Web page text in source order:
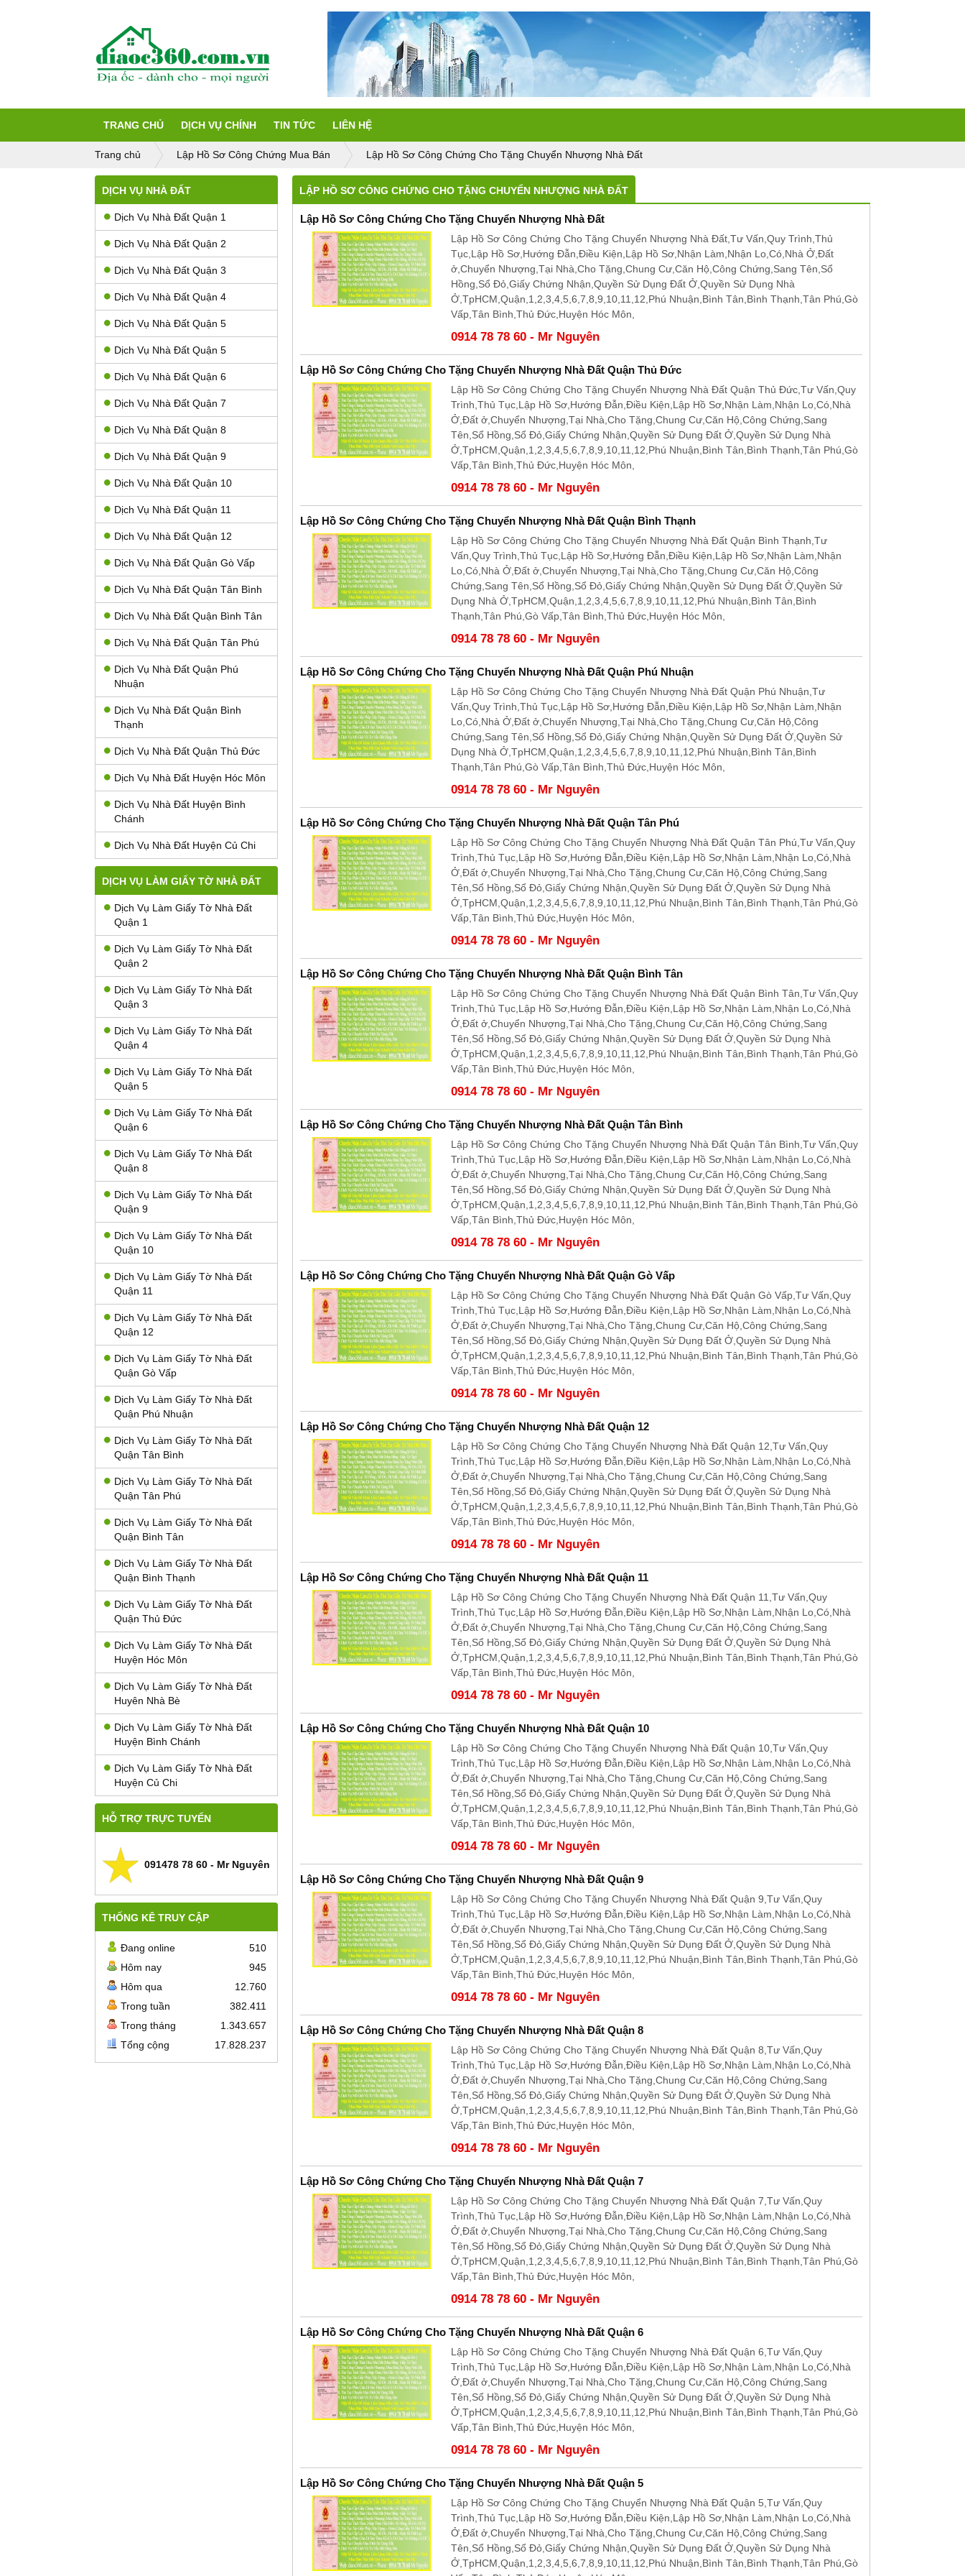
TRANG CHỦ DỊCH VỤ CHÍNH TIN TỨC LIÊN HỆ
Trang chủ Lập Hồ Sơ Công Chứng Mua Bán Lập Hồ Sơ Công Chứng Cho Tặng Chuyển Nhượng Nhà Đất
DỊCH VỤ NHÀ ĐẤT
Dịch Vụ Nhà Đất Quận 1
Dịch Vụ Nhà Đất Quận 2
Dịch Vụ Nhà Đất Quận 3
Dịch Vụ Nhà Đất Quận 4
Dịch Vụ Nhà Đất Quận 5
Dịch Vụ Nhà Đất Quận 5
Dịch Vụ Nhà Đất Quận 6
Dịch Vụ Nhà Đất Quận 7
Dịch Vụ Nhà Đất Quận 8
Dịch Vụ Nhà Đất Quận 9
Dịch Vụ Nhà Đất Quận 10
Dịch Vụ Nhà Đất Quận 11
Dịch Vụ Nhà Đất Quận 12
Dịch Vụ Nhà Đất Quận Gò Vấp
Dịch Vụ Nhà Đất Quận Tân Bình
Dịch Vụ Nhà Đất Quận Bình Tân
Dịch Vụ Nhà Đất Quận Tân Phú
Dịch Vụ Nhà Đất Quận Phú
Nhuận
Dịch Vụ Nhà Đất Quận Bình
Thạnh
Dịch Vụ Nhà Đất Quận Thủ Đức
Dịch Vụ Nhà Đất Huyện Hóc Môn
Dịch Vụ Nhà Đất Huyện Bình
Chánh
Dịch Vụ Nhà Đất Huyện Củ Chi
DỊCH VỤ LÀM GIẤY TỜ NHÀ ĐẤT
Dịch Vụ Làm Giấy Tờ Nhà Đất
Quận 1
Dịch Vụ Làm Giấy Tờ Nhà Đất
Quận 2
Dịch Vụ Làm Giấy Tờ Nhà Đất
Quận 3
Dịch Vụ Làm Giấy Tờ Nhà Đất
Quận 4
Dịch Vụ Làm Giấy Tờ Nhà Đất
Quận 5
Dịch Vụ Làm Giấy Tờ Nhà Đất
Quận 6
Dịch Vụ Làm Giấy Tờ Nhà Đất
Quận 8
Dịch Vụ Làm Giấy Tờ Nhà Đất
Quận 9
Dịch Vụ Làm Giấy Tờ Nhà Đất
Quận 10
Dịch Vụ Làm Giấy Tờ Nhà Đất
Quận 11
Dịch Vụ Làm Giấy Tờ Nhà Đất
Quận 12
Dịch Vụ Làm Giấy Tờ Nhà Đất
Quận Gò Vấp
Dịch Vụ Làm Giấy Tờ Nhà Đất
Quận Phú Nhuận
Dịch Vụ Làm Giấy Tờ Nhà Đất
Quận Tân Bình
Dịch Vụ Làm Giấy Tờ Nhà Đất
Quận Tân Phú
Dịch Vụ Làm Giấy Tờ Nhà Đất
Quận Bình Tân
Dịch Vụ Làm Giấy Tờ Nhà Đất
Quận Bình Thạnh
Dịch Vụ Làm Giấy Tờ Nhà Đất
Quận Thủ Đức
Dịch Vụ Làm Giấy Tờ Nhà Đất
Huyện Hóc Môn
Dịch Vụ Làm Giấy Tờ Nhà Đất
Huyên Nhà Bè
Dịch Vụ Làm Giấy Tờ Nhà Đất
Huyện Bình Chánh
Dịch Vụ Làm Giấy Tờ Nhà Đất
Huyện Củ Chi
HỖ TRỢ TRỰC TUYẾN
091478 78 60 - Mr Nguyên
THỐNG KÊ TRUY CẬP
Đang online
510
Hôm nay
945
Hôm qua
12.760
Trong tuần
382.411
Trong tháng
1.343.657
Tổng cộng
17.828.237
LẬP HỒ SƠ CÔNG CHỨNG CHO TẶNG CHUYỂN NHƯỢNG NHÀ ĐẤT
Lập Hồ Sơ Công Chứng Cho Tặng Chuyển Nhượng Nhà Đất
Lập Hồ Sơ Công Chứng Cho Tặng Chuyển Nhượng Nhà Đất,Tư Vấn,Quy Trình,Thủ
Tục,Lập Hồ Sơ,Hướng Đẫn,Điều Kiện,Lập Hồ Sơ,Nhận Làm,Nhận Lo,Có,Nhà Ở,Đất
ở,Chuyển Nhượng,Tại Nhà,Cho Tặng,Chung Cư,Căn Hộ,Công Chứng,Sang Tên,Sổ
Hồng,Sổ Đỏ,Giấy Chứng Nhận,Quyền Sử Dụng Đất Ở,Quyền Sử Dụng Nhà
Ở,TpHCM,Quận,1,2,3,4,5,6,7,8,9,10,11,12,Phú Nhuận,Bình Tân,Bình Thạnh,Tân Phú,Gò
Vấp,Tân Bình,Thủ Đức,Huyện Hóc Môn,
0914 78 78 60 - Mr Nguyên
Lập Hồ Sơ Công Chứng Cho Tặng Chuyển Nhượng Nhà Đất Quận Thủ Đức
Lập Hồ Sơ Công Chứng Cho Tặng Chuyển Nhượng Nhà Đất Quận Thủ Đức,Tư Vấn,Quy
Trình,Thủ Tục,Lập Hồ Sơ,Hướng Đẫn,Điều Kiện,Lập Hồ Sơ,Nhận Làm,Nhận Lo,Có,Nhà
Ở,Đất ở,Chuyển Nhượng,Tại Nhà,Cho Tặng,Chung Cư,Căn Hộ,Công Chứng,Sang
Tên,Sổ Hồng,Sổ Đỏ,Giấy Chứng Nhận,Quyền Sử Dụng Đất Ở,Quyền Sử Dụng Nhà
Ở,TpHCM,Quận,1,2,3,4,5,6,7,8,9,10,11,12,Phú Nhuận,Bình Tân,Bình Thạnh,Tân Phú,Gò
Vấp,Tân Bình,Thủ Đức,Huyện Hóc Môn,
0914 78 78 60 - Mr Nguyên
Lập Hồ Sơ Công Chứng Cho Tặng Chuyển Nhượng Nhà Đất Quận Bình Thạnh
Lập Hồ Sơ Công Chứng Cho Tặng Chuyển Nhượng Nhà Đất Quận Bình Thạnh,Tư
Vấn,Quy Trình,Thủ Tục,Lập Hồ Sơ,Hướng Đẫn,Điều Kiện,Lập Hồ Sơ,Nhận Làm,Nhận
Lo,Có,Nhà Ở,Đất ở,Chuyển Nhượng,Tại Nhà,Cho Tặng,Chung Cư,Căn Hộ,Công
Chứng,Sang Tên,Sổ Hồng,Sổ Đỏ,Giấy Chứng Nhận,Quyền Sử Dụng Đất Ở,Quyền Sử
Dụng Nhà Ở,TpHCM,Quận,1,2,3,4,5,6,7,8,9,10,11,12,Phú Nhuận,Bình Tân,Bình
Thạnh,Tân Phú,Gò Vấp,Tân Bình,Thủ Đức,Huyện Hóc Môn,
0914 78 78 60 - Mr Nguyên
Lập Hồ Sơ Công Chứng Cho Tặng Chuyển Nhượng Nhà Đất Quận Phú Nhuận
Lập Hồ Sơ Công Chứng Cho Tặng Chuyển Nhượng Nhà Đất Quận Phú Nhuận,Tư
Vấn,Quy Trình,Thủ Tục,Lập Hồ Sơ,Hướng Đẫn,Điều Kiện,Lập Hồ Sơ,Nhận Làm,Nhận
Lo,Có,Nhà Ở,Đất ở,Chuyển Nhượng,Tại Nhà,Cho Tặng,Chung Cư,Căn Hộ,Công
Chứng,Sang Tên,Sổ Hồng,Sổ Đỏ,Giấy Chứng Nhận,Quyền Sử Dụng Đất Ở,Quyền Sử
Dụng Nhà Ở,TpHCM,Quận,1,2,3,4,5,6,7,8,9,10,11,12,Phú Nhuận,Bình Tân,Bình
Thạnh,Tân Phú,Gò Vấp,Tân Bình,Thủ Đức,Huyện Hóc Môn,
0914 78 78 60 - Mr Nguyên
Lập Hồ Sơ Công Chứng Cho Tặng Chuyển Nhượng Nhà Đất Quận Tân Phú
Lập Hồ Sơ Công Chứng Cho Tặng Chuyển Nhượng Nhà Đất Quận Tân Phú,Tư Vấn,Quy
Trình,Thủ Tục,Lập Hồ Sơ,Hướng Đẫn,Điều Kiện,Lập Hồ Sơ,Nhận Làm,Nhận Lo,Có,Nhà
Ở,Đất ở,Chuyển Nhượng,Tại Nhà,Cho Tặng,Chung Cư,Căn Hộ,Công Chứng,Sang
Tên,Sổ Hồng,Sổ Đỏ,Giấy Chứng Nhận,Quyền Sử Dụng Đất Ở,Quyền Sử Dụng Nhà
Ở,TpHCM,Quận,1,2,3,4,5,6,7,8,9,10,11,12,Phú Nhuận,Bình Tân,Bình Thạnh,Tân Phú,Gò
Vấp,Tân Bình,Thủ Đức,Huyện Hóc Môn,
0914 78 78 60 - Mr Nguyên
Lập Hồ Sơ Công Chứng Cho Tặng Chuyển Nhượng Nhà Đất Quận Bình Tân
Lập Hồ Sơ Công Chứng Cho Tặng Chuyển Nhượng Nhà Đất Quận Bình Tân,Tư Vấn,Quy
Trình,Thủ Tục,Lập Hồ Sơ,Hướng Đẫn,Điều Kiện,Lập Hồ Sơ,Nhận Làm,Nhận Lo,Có,Nhà
Ở,Đất ở,Chuyển Nhượng,Tại Nhà,Cho Tặng,Chung Cư,Căn Hộ,Công Chứng,Sang
Tên,Sổ Hồng,Sổ Đỏ,Giấy Chứng Nhận,Quyền Sử Dụng Đất Ở,Quyền Sử Dụng Nhà
Ở,TpHCM,Quận,1,2,3,4,5,6,7,8,9,10,11,12,Phú Nhuận,Bình Tân,Bình Thạnh,Tân Phú,Gò
Vấp,Tân Bình,Thủ Đức,Huyện Hóc Môn,
0914 78 78 60 - Mr Nguyên
Lập Hồ Sơ Công Chứng Cho Tặng Chuyển Nhượng Nhà Đất Quận Tân Bình
Lập Hồ Sơ Công Chứng Cho Tặng Chuyển Nhượng Nhà Đất Quận Tân Bình,Tư Vấn,Quy
Trình,Thủ Tục,Lập Hồ Sơ,Hướng Đẫn,Điều Kiện,Lập Hồ Sơ,Nhận Làm,Nhận Lo,Có,Nhà
Ở,Đất ở,Chuyển Nhượng,Tại Nhà,Cho Tặng,Chung Cư,Căn Hộ,Công Chứng,Sang
Tên,Sổ Hồng,Sổ Đỏ,Giấy Chứng Nhận,Quyền Sử Dụng Đất Ở,Quyền Sử Dụng Nhà
Ở,TpHCM,Quận,1,2,3,4,5,6,7,8,9,10,11,12,Phú Nhuận,Bình Tân,Bình Thạnh,Tân Phú,Gò
Vấp,Tân Bình,Thủ Đức,Huyện Hóc Môn,
0914 78 78 60 - Mr Nguyên
Lập Hồ Sơ Công Chứng Cho Tặng Chuyển Nhượng Nhà Đất Quận Gò Vấp
Lập Hồ Sơ Công Chứng Cho Tặng Chuyển Nhượng Nhà Đất Quận Gò Vấp,Tư Vấn,Quy
Trình,Thủ Tục,Lập Hồ Sơ,Hướng Đẫn,Điều Kiện,Lập Hồ Sơ,Nhận Làm,Nhận Lo,Có,Nhà
Ở,Đất ở,Chuyển Nhượng,Tại Nhà,Cho Tặng,Chung Cư,Căn Hộ,Công Chứng,Sang
Tên,Sổ Hồng,Sổ Đỏ,Giấy Chứng Nhận,Quyền Sử Dụng Đất Ở,Quyền Sử Dụng Nhà
Ở,TpHCM,Quận,1,2,3,4,5,6,7,8,9,10,11,12,Phú Nhuận,Bình Tân,Bình Thạnh,Tân Phú,Gò
Vấp,Tân Bình,Thủ Đức,Huyện Hóc Môn,
0914 78 78 60 - Mr Nguyên
Lập Hồ Sơ Công Chứng Cho Tặng Chuyển Nhượng Nhà Đất Quận 12
Lập Hồ Sơ Công Chứng Cho Tặng Chuyển Nhượng Nhà Đất Quận 12,Tư Vấn,Quy
Trình,Thủ Tục,Lập Hồ Sơ,Hướng Đẫn,Điều Kiện,Lập Hồ Sơ,Nhận Làm,Nhận Lo,Có,Nhà
Ở,Đất ở,Chuyển Nhượng,Tại Nhà,Cho Tặng,Chung Cư,Căn Hộ,Công Chứng,Sang
Tên,Sổ Hồng,Sổ Đỏ,Giấy Chứng Nhận,Quyền Sử Dụng Đất Ở,Quyền Sử Dụng Nhà
Ở,TpHCM,Quận,1,2,3,4,5,6,7,8,9,10,11,12,Phú Nhuận,Bình Tân,Bình Thạnh,Tân Phú,Gò
Vấp,Tân Bình,Thủ Đức,Huyện Hóc Môn,
0914 78 78 60 - Mr Nguyên
Lập Hồ Sơ Công Chứng Cho Tặng Chuyển Nhượng Nhà Đất Quận 11
Lập Hồ Sơ Công Chứng Cho Tặng Chuyển Nhượng Nhà Đất Quận 11,Tư Vấn,Quy
Trình,Thủ Tục,Lập Hồ Sơ,Hướng Đẫn,Điều Kiện,Lập Hồ Sơ,Nhận Làm,Nhận Lo,Có,Nhà
Ở,Đất ở,Chuyển Nhượng,Tại Nhà,Cho Tặng,Chung Cư,Căn Hộ,Công Chứng,Sang
Tên,Sổ Hồng,Sổ Đỏ,Giấy Chứng Nhận,Quyền Sử Dụng Đất Ở,Quyền Sử Dụng Nhà
Ở,TpHCM,Quận,1,2,3,4,5,6,7,8,9,10,11,12,Phú Nhuận,Bình Tân,Bình Thạnh,Tân Phú,Gò
Vấp,Tân Bình,Thủ Đức,Huyện Hóc Môn,
0914 78 78 60 - Mr Nguyên
Lập Hồ Sơ Công Chứng Cho Tặng Chuyển Nhượng Nhà Đất Quận 10
Lập Hồ Sơ Công Chứng Cho Tặng Chuyển Nhượng Nhà Đất Quận 10,Tư Vấn,Quy
Trình,Thủ Tục,Lập Hồ Sơ,Hướng Đẫn,Điều Kiện,Lập Hồ Sơ,Nhận Làm,Nhận Lo,Có,Nhà
Ở,Đất ở,Chuyển Nhượng,Tại Nhà,Cho Tặng,Chung Cư,Căn Hộ,Công Chứng,Sang
Tên,Sổ Hồng,Sổ Đỏ,Giấy Chứng Nhận,Quyền Sử Dụng Đất Ở,Quyền Sử Dụng Nhà
Ở,TpHCM,Quận,1,2,3,4,5,6,7,8,9,10,11,12,Phú Nhuận,Bình Tân,Bình Thạnh,Tân Phú,Gò
Vấp,Tân Bình,Thủ Đức,Huyện Hóc Môn,
0914 78 78 60 - Mr Nguyên
Lập Hồ Sơ Công Chứng Cho Tặng Chuyển Nhượng Nhà Đất Quận 9
Lập Hồ Sơ Công Chứng Cho Tặng Chuyển Nhượng Nhà Đất Quận 9,Tư Vấn,Quy
Trình,Thủ Tục,Lập Hồ Sơ,Hướng Đẫn,Điều Kiện,Lập Hồ Sơ,Nhận Làm,Nhận Lo,Có,Nhà
Ở,Đất ở,Chuyển Nhượng,Tại Nhà,Cho Tặng,Chung Cư,Căn Hộ,Công Chứng,Sang
Tên,Sổ Hồng,Sổ Đỏ,Giấy Chứng Nhận,Quyền Sử Dụng Đất Ở,Quyền Sử Dụng Nhà
Ở,TpHCM,Quận,1,2,3,4,5,6,7,8,9,10,11,12,Phú Nhuận,Bình Tân,Bình Thạnh,Tân Phú,Gò
Vấp,Tân Bình,Thủ Đức,Huyện Hóc Môn,
0914 78 78 60 - Mr Nguyên
Lập Hồ Sơ Công Chứng Cho Tặng Chuyển Nhượng Nhà Đất Quận 8
Lập Hồ Sơ Công Chứng Cho Tặng Chuyển Nhượng Nhà Đất Quận 8,Tư Vấn,Quy
Trình,Thủ Tục,Lập Hồ Sơ,Hướng Đẫn,Điều Kiện,Lập Hồ Sơ,Nhận Làm,Nhận Lo,Có,Nhà
Ở,Đất ở,Chuyển Nhượng,Tại Nhà,Cho Tặng,Chung Cư,Căn Hộ,Công Chứng,Sang
Tên,Sổ Hồng,Sổ Đỏ,Giấy Chứng Nhận,Quyền Sử Dụng Đất Ở,Quyền Sử Dụng Nhà
Ở,TpHCM,Quận,1,2,3,4,5,6,7,8,9,10,11,12,Phú Nhuận,Bình Tân,Bình Thạnh,Tân Phú,Gò
Vấp,Tân Bình,Thủ Đức,Huyện Hóc Môn,
0914 78 78 60 - Mr Nguyên
Lập Hồ Sơ Công Chứng Cho Tặng Chuyển Nhượng Nhà Đất Quận 7
Lập Hồ Sơ Công Chứng Cho Tặng Chuyển Nhượng Nhà Đất Quận 7,Tư Vấn,Quy
Trình,Thủ Tục,Lập Hồ Sơ,Hướng Đẫn,Điều Kiện,Lập Hồ Sơ,Nhận Làm,Nhận Lo,Có,Nhà
Ở,Đất ở,Chuyển Nhượng,Tại Nhà,Cho Tặng,Chung Cư,Căn Hộ,Công Chứng,Sang
Tên,Sổ Hồng,Sổ Đỏ,Giấy Chứng Nhận,Quyền Sử Dụng Đất Ở,Quyền Sử Dụng Nhà
Ở,TpHCM,Quận,1,2,3,4,5,6,7,8,9,10,11,12,Phú Nhuận,Bình Tân,Bình Thạnh,Tân Phú,Gò
Vấp,Tân Bình,Thủ Đức,Huyện Hóc Môn,
0914 78 78 60 - Mr Nguyên
Lập Hồ Sơ Công Chứng Cho Tặng Chuyển Nhượng Nhà Đất Quận 6
Lập Hồ Sơ Công Chứng Cho Tặng Chuyển Nhượng Nhà Đất Quận 6,Tư Vấn,Quy
Trình,Thủ Tục,Lập Hồ Sơ,Hướng Đẫn,Điều Kiện,Lập Hồ Sơ,Nhận Làm,Nhận Lo,Có,Nhà
Ở,Đất ở,Chuyển Nhượng,Tại Nhà,Cho Tặng,Chung Cư,Căn Hộ,Công Chứng,Sang
Tên,Sổ Hồng,Sổ Đỏ,Giấy Chứng Nhận,Quyền Sử Dụng Đất Ở,Quyền Sử Dụng Nhà
Ở,TpHCM,Quận,1,2,3,4,5,6,7,8,9,10,11,12,Phú Nhuận,Bình Tân,Bình Thạnh,Tân Phú,Gò
Vấp,Tân Bình,Thủ Đức,Huyện Hóc Môn,
0914 78 78 60 - Mr Nguyên
Lập Hồ Sơ Công Chứng Cho Tặng Chuyển Nhượng Nhà Đất Quận 5
Lập Hồ Sơ Công Chứng Cho Tặng Chuyển Nhượng Nhà Đất Quận 5,Tư Vấn,Quy
Trình,Thủ Tục,Lập Hồ Sơ,Hướng Đẫn,Điều Kiện,Lập Hồ Sơ,Nhận Làm,Nhận Lo,Có,Nhà
Ở,Đất ở,Chuyển Nhượng,Tại Nhà,Cho Tặng,Chung Cư,Căn Hộ,Công Chứng,Sang
Tên,Sổ Hồng,Sổ Đỏ,Giấy Chứng Nhận,Quyền Sử Dụng Đất Ở,Quyền Sử Dụng Nhà
Ở,TpHCM,Quận,1,2,3,4,5,6,7,8,9,10,11,12,Phú Nhuận,Bình Tân,Bình Thạnh,Tân Phú,Gò